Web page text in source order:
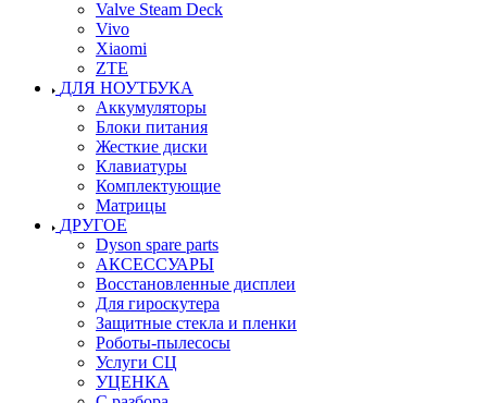
Valve Steam Deck
Vivo
Xiaomi
ZTE
ДЛЯ НОУТБУКА
Аккумуляторы
Блоки питания
Жесткие диски
Клавиатуры
Комплектующие
Матрицы
ДРУГОЕ
Dyson spare parts
АКСЕССУАРЫ
Восстановленные дисплеи
Для гироскутера
Защитные стекла и пленки
Роботы-пылесосы
Услуги СЦ
УЦЕНКА